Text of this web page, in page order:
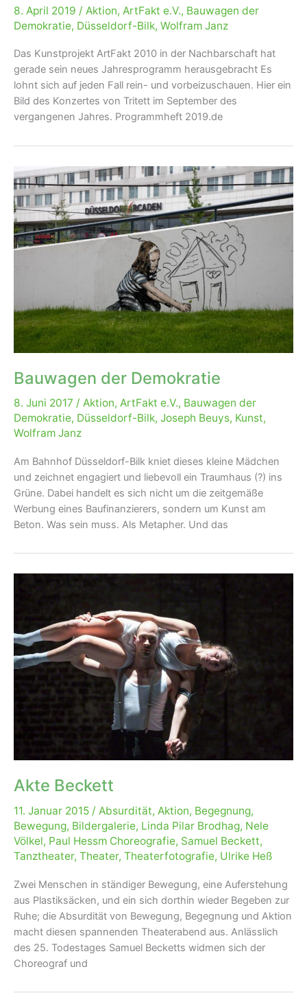
8. April 2019 / Aktion, ArtFakt e.V., Bauwagen der
Demokratie, Düsseldorf-Bilk, Wolfram Janz
Das Kunstprojekt ArtFakt 2010 in der Nachbarschaft hat
gerade sein neues Jahresprogramm herausgebracht Es
lohnt sich auf jeden Fall rein- und vorbeizuschauen. Hier ein
Bild des Konzertes von Tritett im September des
vergangenen Jahres. Programmheft 2019.de
Bauwagen der Demokratie
8. Juni 2017 / Aktion, ArtFakt e.V., Bauwagen der
Demokratie, Düsseldorf-Bilk, Joseph Beuys, Kunst,
Wolfram Janz
Am Bahnhof Düsseldorf-Bilk kniet dieses kleine Mädchen
und zeichnet engagiert und liebevoll ein Traumhaus (?) ins
Grüne. Dabei handelt es sich nicht um die zeitgemäße
Werbung eines Baufinanzierers, sondern um Kunst am
Beton. Was sein muss. Als Metapher. Und das
Akte Beckett
11. Januar 2015 / Absurdität, Aktion, Begegnung,
Bewegung, Bildergalerie, Linda Pilar Brodhag, Nele
Völkel, Paul Hessm Choreografie, Samuel Beckett,
Tanztheater, Theater, Theaterfotografie, Ulrike Heß
Zwei Menschen in ständiger Bewegung, eine Auferstehung
aus Plastiksäcken, und ein sich dorthin wieder Begeben zur
Ruhe; die Absurdität von Bewegung, Begegnung und Aktion
macht diesen spannenden Theaterabend aus. Anlässlich
des 25. Todestages Samuel Becketts widmen sich der
Choreograf und